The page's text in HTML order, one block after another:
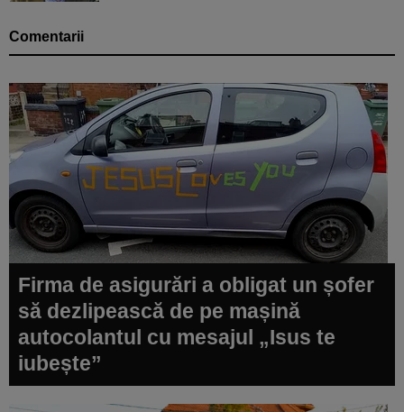
Comentarii
Firma de asigurări a obligat un șofer
să dezlipească de pe mașină
autocolantul cu mesajul „Isus te
iubește”